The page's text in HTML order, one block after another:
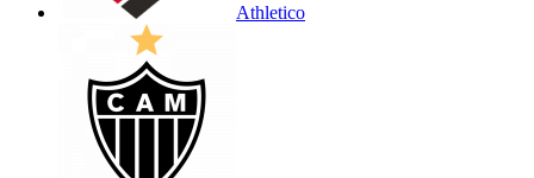
Athletico